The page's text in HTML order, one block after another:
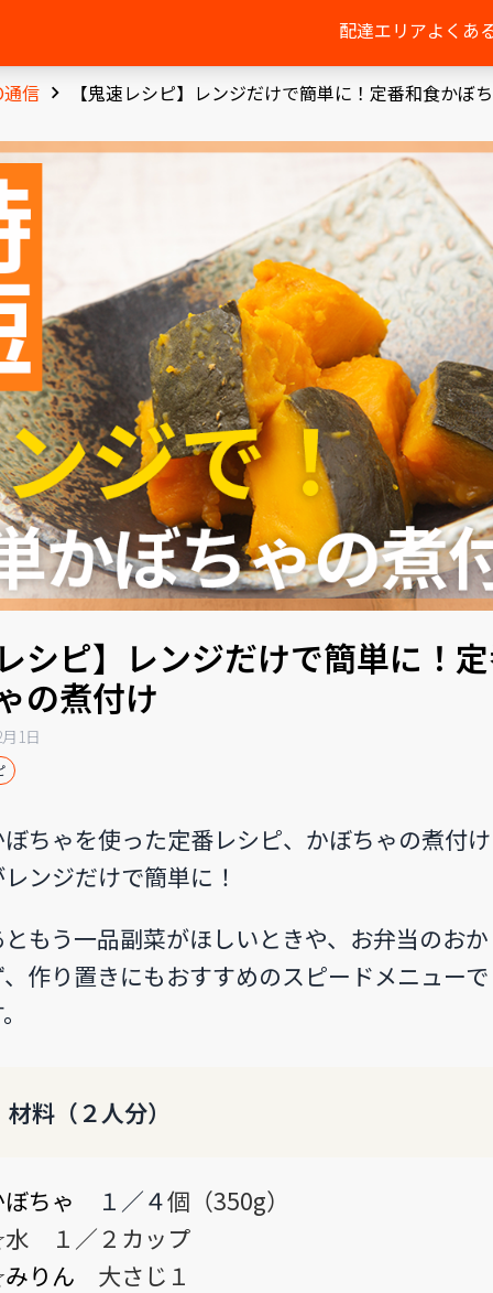
配達エリアよくあ
信 【鬼速レシピ】レンジだけで簡単に！定番和食かぼ
シピ】レンジだけで簡単に！
の煮付け
1日
ちゃを使った定番レシピ、かぼちゃの煮付け
ンジだけで簡単に！
もう一品副菜がほしいときや、お弁当のおか
作り置きにもおすすめのスピードメニューで
材料（２人分）
ちゃ １／４個（350g）
１／２カップ
みりん 大さじ１